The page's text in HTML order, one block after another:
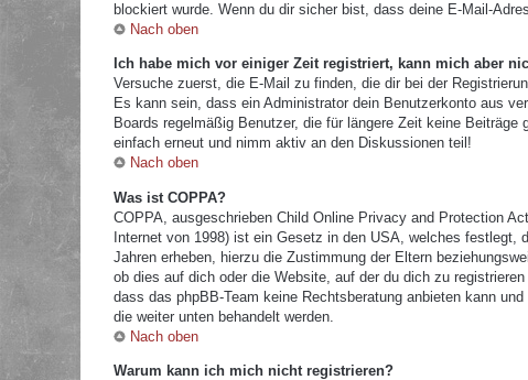
blockiert wurde. Wenn du dir sicher bist, dass deine E-Mail-
Nach oben
Ich habe mich vor einiger Zeit registriert, kann mich aber
Versuche zuerst, die E-Mail zu finden, die dir bei der
Es kann sein, dass ein Administrator dein Benutzerkonto aus
Boards regelmäßig Benutzer, die für längere Zeit keine
einfach erneut und nimm aktiv an den Diskussionen teil!
Nach oben
Was ist COPPA?
COPPA, ausgeschrieben Child Online Privacy and Protection
Internet von 1998) ist ein Gesetz in den USA, welches festlegt,
Jahren erheben, hierzu die Zustimmung der Eltern
ob dies auf dich oder die Website, auf der du dich zu
dass das phpBB-Team keine Rechtsberatung anbieten kann
die weiter unten behandelt werden.
Nach oben
Warum kann ich mich nicht registrieren?